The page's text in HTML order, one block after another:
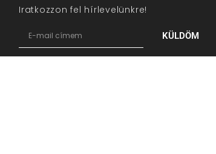
Iratkozzon fel hírlevelünkre!
KÜLDÖM